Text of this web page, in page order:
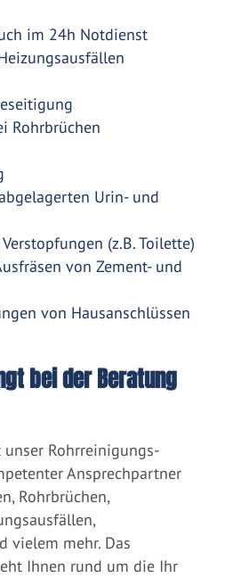
im 24h Notdienst
Rohrbrüchen
Urin- und
(z.B. Toilette)
von Zement- und
von Hausanschlüssen
bei der Beratung
Rohrreinigungs-
Ansprechpartner
Rohrbrüchen,
vielem mehr. Das
Ihnen rund um die Ihr